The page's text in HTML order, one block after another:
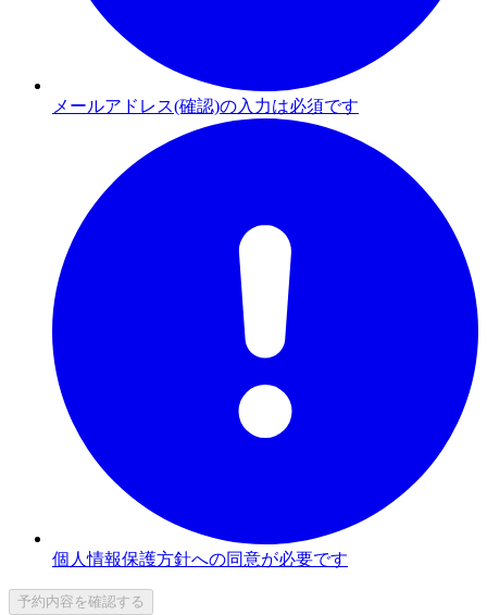
メールアドレス(確認)の入力は必須です
個人情報保護方針への同意が必要です
予約内容を確認する